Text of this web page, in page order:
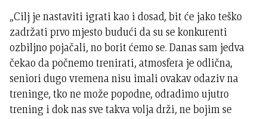
„Cilj je nastaviti igrati kao i dosad, bit će jako teško
zadržati prvo mjesto budući da su se konkurenti
ozbiljno pojačali, no borit ćemo se. Danas sam jedva
čekao da počnemo trenirati, atmosfera je odlična,
seniori dugo vremena nisu imali ovakav odaziv na
treninge, tko ne može popodne, odradimo ujutro
trening i dok nas sve takva volja drži, ne bojim se